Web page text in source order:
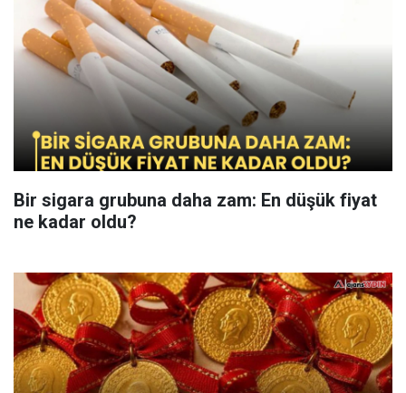
Bir sigara grubuna daha zam: En düşük fiyat
ne kadar oldu?